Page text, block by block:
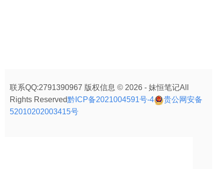
联系QQ:2791390967 版权信息 © 2026 - 妹恒笔记All
Rights Reserved黔ICP备2021004591号-4
贵公网安备
52010202003415号